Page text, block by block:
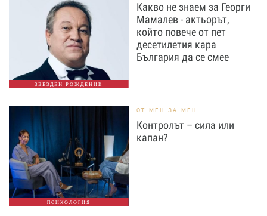
ЗВЕЗДЕН РОЖДЕНИК
Какво не знаем за Георги
Мамалев - актьорът,
който повече от пет
десетилетия кара
България да се смее
ПСИХОЛОГИЯ
ОТ МЕН ЗА МЕН
Контролът – сила или
капан?